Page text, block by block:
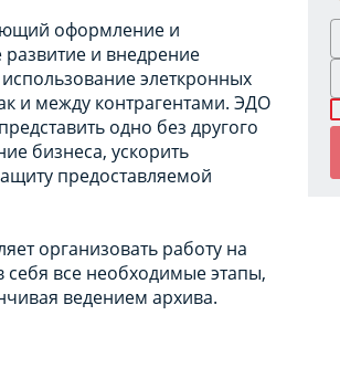
оформление и
и внедрение
элеткронных
и между контрагентами. ЭДО
одно без другого
бизнеса, ускорить
предоставляемой
организовать работу на
все необходимые этапы,
ведением архива.